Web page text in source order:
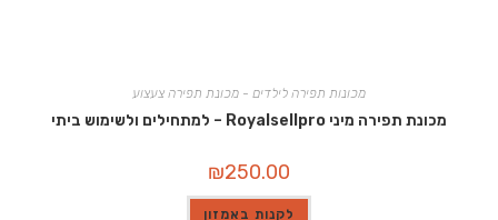
מכונות תפירה לילדים - מכונת תפירה צעצוע
מכונת תפירה מיני Royalsellpro – למתחילים ולשימוש ביתי
₪250.00
לקנות באמזון